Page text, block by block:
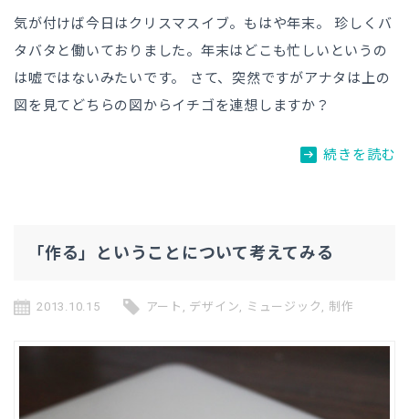
気が付けば今日はクリスマスイブ。もはや年末。 珍しくバ
タバタと働いておりました。年末はどこも忙しいというの
は嘘ではないみたいです。 さて、突然ですがアナタは上の
図を見てどちらの図からイチゴを連想しますか？
arrow_right_alt 続きを読む
「作る」ということについて考えてみる
2013.10.15 アート , デザイン, ミュージック , 制作